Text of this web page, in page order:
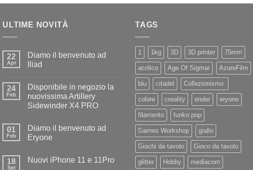
ULTIME NOVITÀ
22
Apr
Diamo il benvenuto ad
Iliad
su
Diamo
il
benvenuto
24
Feb
Disponibile in negozio la
nuovissima Artillery
Sidewinder X4 PRO
su
Disponibile
in
nuovissima
01
Feb
Diamo il benvenuto ad
Eryone
su
18
Set
Nuovi iPhone 11 e 11Pro
TAGS
1 1kg 3D 3D printer 75mm
acrilico Age Of Sigmar AzureFilm
blu citadel Collezionismo.
colore creality ender eryone
filamento funko pop
Games Workshop giallo
Giochi da tavolo Gioco da tavolo
glitter Hobby mediacom